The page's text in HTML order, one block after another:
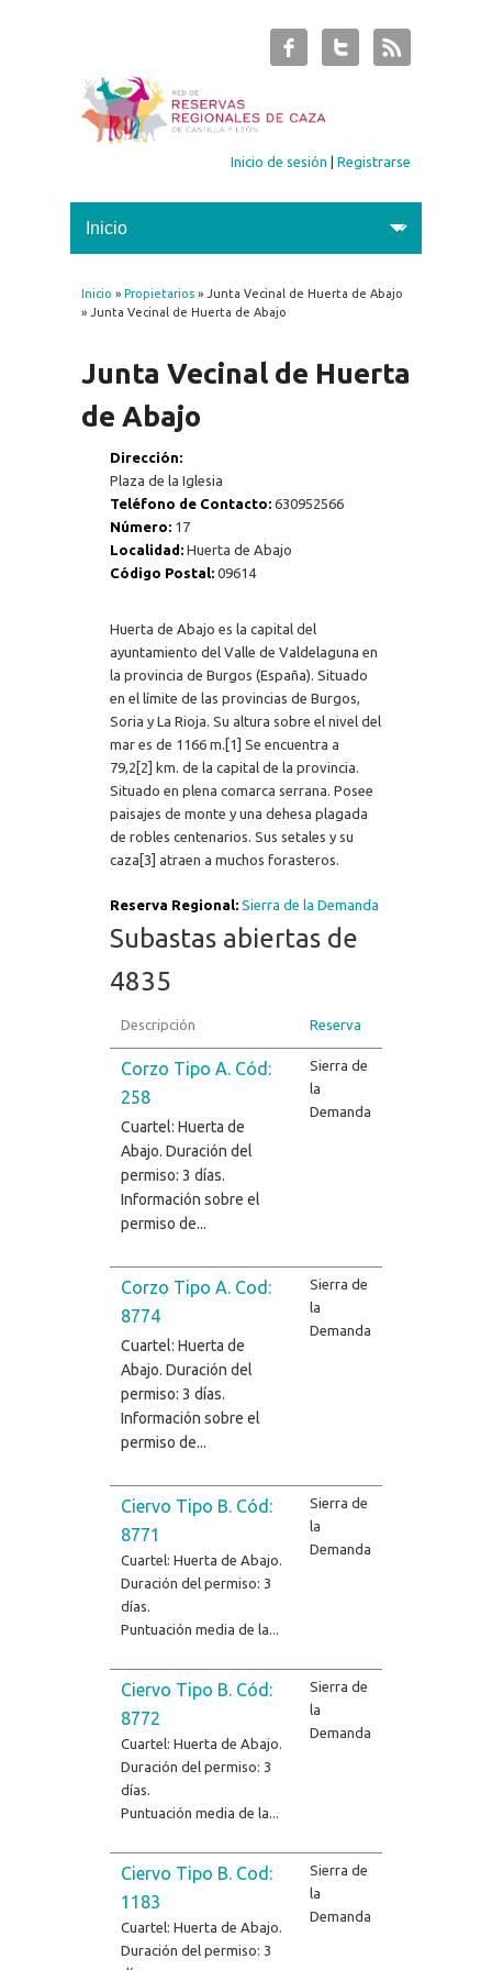
Inicio de sesión |Registrarse
Se encuentra usted aquí
Inicio » Propietarios» Junta Vecinal de Huerta de Abajo
» Junta Vecinal de Huerta de Abajo
Junta Vecinal de Huerta
de Abajo
Dirección:
Plaza de la Iglesia
Teléfono de Contacto: 630952566
Número: 17
Localidad: Huerta de Abajo
Código Postal: 09614
Huerta de Abajo es la capital del
ayuntamiento del Valle de Valdelaguna en
la provincia de Burgos (España). Situado
en el límite de las provincias de Burgos,
Soria y La Rioja. Su altura sobre el nivel del
mar es de 1166 m.[1] Se encuentra a
79,2[2] km. de la capital de la provincia.
Situado en plena comarca serrana. Posee
paisajes de monte y una dehesa plagada
de robles centenarios. Sus setales y su
caza[3] atraen a muchos forasteros.
Reserva Regional: Sierra de la Demanda
Subastas abiertas de
4835
Descripción Reserva
Corzo Tipo A. Cód:
258
Cuartel: Huerta de
Abajo. Duración del
permiso: 3 días.
Información sobre el
permiso de...
Sierra de
la
Demanda
Corzo Tipo A. Cod:
8774
Cuartel: Huerta de
Abajo. Duración del
permiso: 3 días.
Información sobre el
permiso de...
Sierra de
la
Demanda
Ciervo Tipo B. Cód:
8771
Cuartel: Huerta de Abajo.
Duración del permiso: 3
días.
Puntuación media de la...
Sierra de
la
Demanda
Ciervo Tipo B. Cód:
8772
Cuartel: Huerta de Abajo.
Duración del permiso: 3
días.
Puntuación media de la...
Sierra de
la
Demanda
Ciervo Tipo B. Cod:
1183
Cuartel: Huerta de Abajo.
Duración del permiso: 3
Sierra de
la
Demanda